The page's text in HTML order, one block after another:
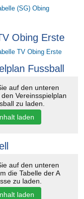
(SG) Obing
Obing Erste
TV Obing Erste
Fussball
auf den unteren
Vereinsspielplan
zu laden.
laden
auf den unteren
die Tabelle der A
zu laden.
laden